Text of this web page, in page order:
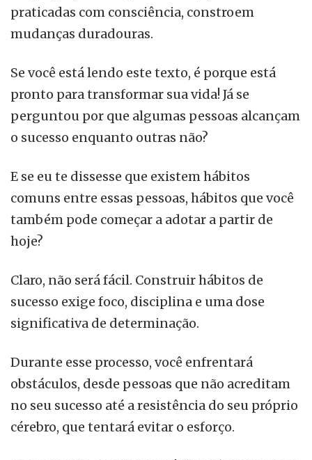
praticadas com consciência, constroem
mudanças duradouras.
Se você está lendo este texto, é porque está
pronto para transformar sua vida! Já se
perguntou por que algumas pessoas alcançam
o sucesso enquanto outras não?
E se eu te dissesse que existem hábitos
comuns entre essas pessoas, hábitos que você
também pode começar a adotar a partir de
hoje?
Claro, não será fácil. Construir hábitos de
sucesso exige foco, disciplina e uma dose
significativa de determinação.
Durante esse processo, você enfrentará
obstáculos, desde pessoas que não acreditam
no seu sucesso até a resistência do seu próprio
cérebro, que tentará evitar o esforço.